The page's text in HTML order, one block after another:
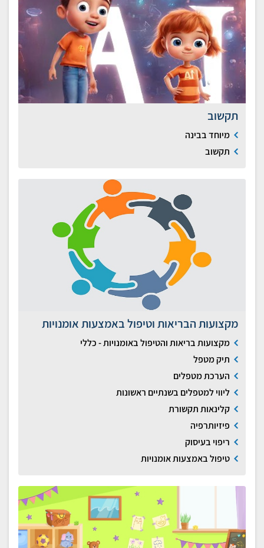
תקשוב
מיוחד בבינה
תקשוב
מקצועות הבריאות וטיפול באמצעות אומנויות
מקצועות בריאות והטיפול באומנויות - כללי
תיק מטפל
הערכת מטפלים
ליווי למטפלים בשנתיים ראשונות
קלינאות תקשורת
פיזיותרפיה
ריפוי בעיסוק
טיפול באמצעות אומנויות